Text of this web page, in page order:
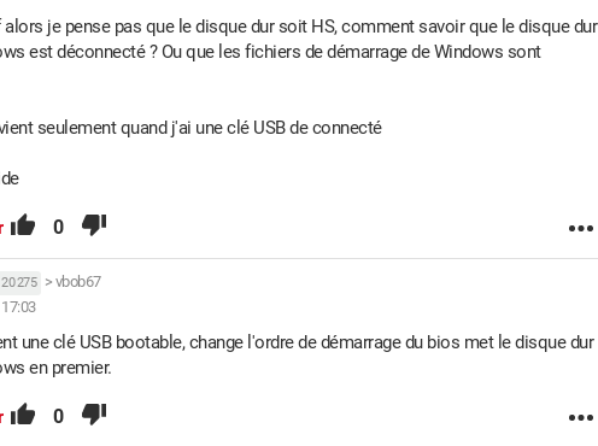
alors je pense pas que le disque dur soit HS, comment savoir que le disque dur
est déconnecté ? Ou que les fichiers de démarrage de Windows sont
seulement quand j'ai une clé USB de connecté
0
20 275 > vbob67
une clé USB bootable, change l'ordre de démarrage du bios met le disque dur
en premier.
0